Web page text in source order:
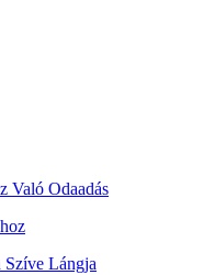
Való Odaadás
Szíve Lángja